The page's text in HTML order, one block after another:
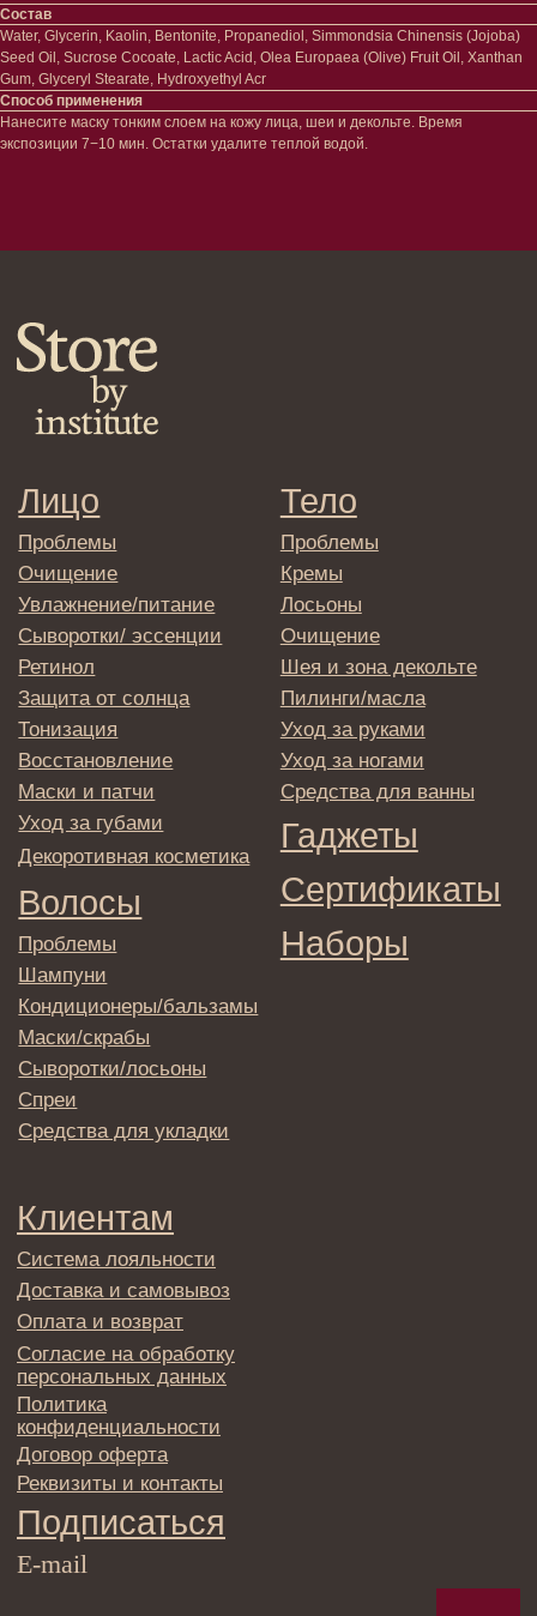
Состав
Water, Glycerin, Kaolin, Bentonite, Propanediol, Simmondsia Chinensis (Jojoba)
Seed Oil, Sucrose Cocoate, Lactic Acid, Olea Europaea (Olive) Fruit Oil, Xanthan
Gum, Glyceryl Stearate, Hydroxyethyl Acr
Способ применения
Нанесите маску тонким слоем на кожу лица, шеи и декольте. Время
экспозиции 7−10 мин. Остатки удалите теплой водой.
Сертификаты
Наборы
Клиентам
Оплата и возврат
Согласие на обработку
персональных данных
конфиденциальности
Договор оферта
E-mail
→
вы соглашаетесь с политикой в отношении
обработки персональных данных
Волосы
Проблемы
Шампуни
Кондиционеры/бальзамы
Маски/скрабы
Сыворотки/лосьоны